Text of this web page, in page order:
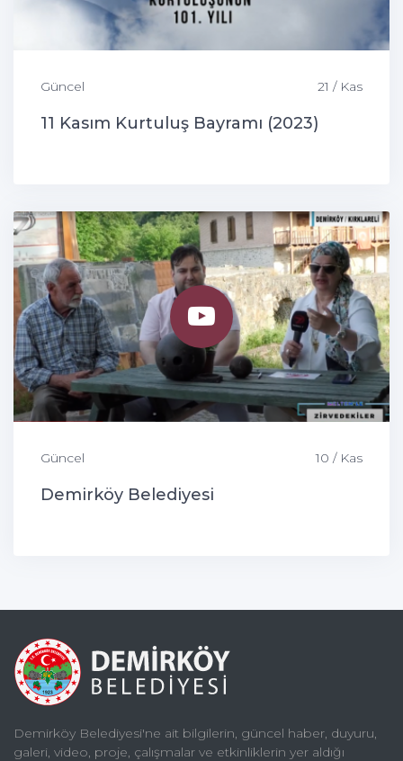
Güncel 21 / Kas
11 Kasım Kurtuluş Bayramı (2023)
Güncel 10 / Kas
Demirköy Belediyesi
Demirköy Belediyesi'ne ait bilgilerin, güncel haber, duyuru,
galeri, video, proje, çalışmalar ve etkinliklerin yer aldığı